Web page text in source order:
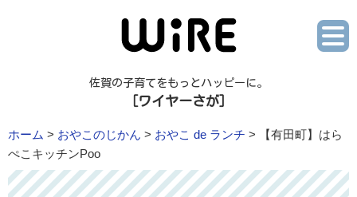
佐賀の子育てをもっとハッピーに。
［ワイヤーさが］
ホーム > おやこのじかん > おやこ de ランチ > 【有田町】はら
ぺこキッチンPoo